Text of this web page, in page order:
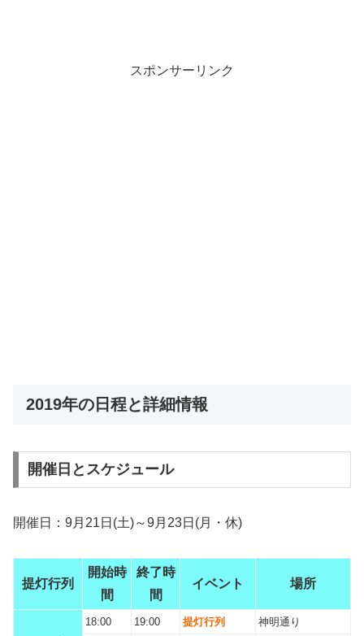
スポンサーリンク
2019年の日程と詳細情報
開催日とスケジュール
開催日：9月21日(土)～9月23日(月・休)
提灯行列
開始時
間
終了時
間
イベント 場所
18:00 19:00 提灯行列 神明通り